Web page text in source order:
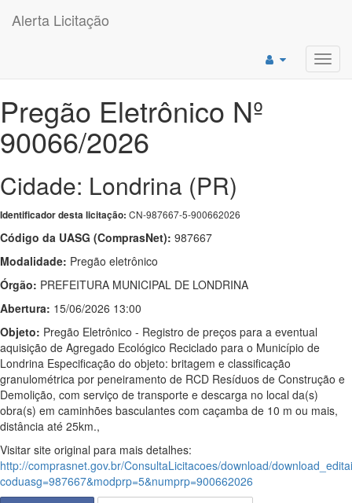
Alerta Licitação
Pregão Eletrônico Nº
90066/2026
Cidade: Londrina (PR)
Identificador desta licitação: CN-987667-5-900662026
Código da UASG (ComprasNet): 987667
Modalidade: Pregão eletrônico
Órgão: PREFEITURA MUNICIPAL DE LONDRINA
Abertura: 15/06/2026 13:00
Objeto: Pregão Eletrônico - Registro de preços para a eventual
aquisição de Agregado Ecológico Reciclado para o Município de
Londrina Especificação do objeto: britagem e classificação
granulométrica por peneiramento de RCD Resíduos de Construção e
Demolição, com serviço de transporte e descarga no local da(s)
obra(s) em caminhões basculantes com caçamba de 10 m ou mais,
distância até 25km.,
Visitar site original para mais detalhes:
http://comprasnet.gov.br/ConsultaLicitacoes/download/
coduasg=987667&modprp=5&numprp=900662026